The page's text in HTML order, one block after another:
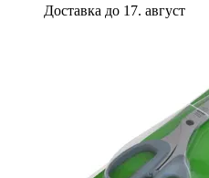
Доставка до 17. август